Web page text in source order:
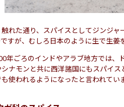
れた通り、スパイスとしてジンジ
すが、むしろ日本のように生で生姜
年ごろのインドやアラブ地方では、
シナモンと共に西洋諸国にもスパイ
使われるようになったと言われてい